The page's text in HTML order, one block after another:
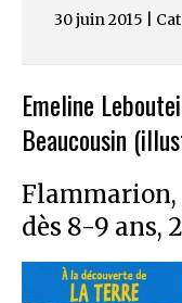
30 juin 2015 |
Emeline
Beaucousin
Flammarion,
dès 8-9 ans,